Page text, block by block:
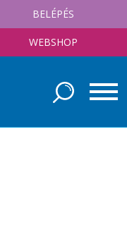
BELÉPÉS
WEBSHOP